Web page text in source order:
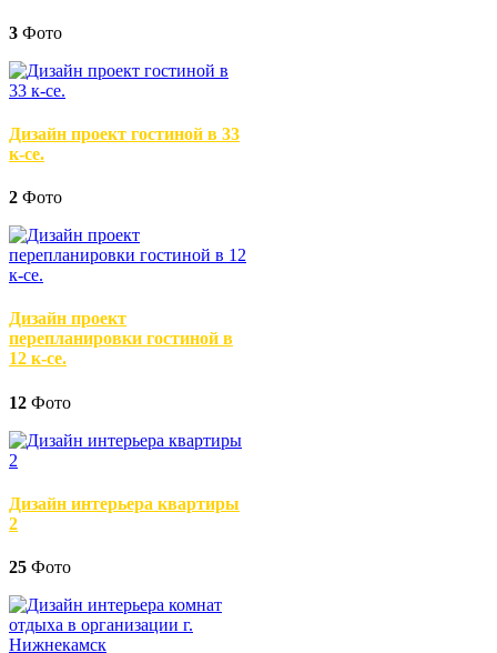
3 Фото
Дизайн проект гостиной в 33
к-се.
2 Фото
Дизайн проект
перепланировки гостиной в
12 к-се.
12 Фото
Дизайн интерьера квартиры
2
25 Фото